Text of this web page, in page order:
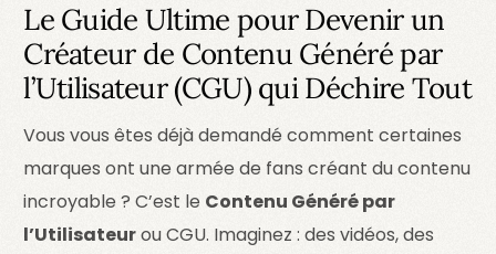
Le Guide Ultime pour Devenir un
Créateur de Contenu Généré par
l’Utilisateur (CGU) qui Déchire Tout
Vous vous êtes déjà demandé comment certaines
marques ont une armée de fans créant du contenu
incroyable ? C’est le Contenu Généré par
l’Utilisateurou CGU. Imaginez : des vidéos, des